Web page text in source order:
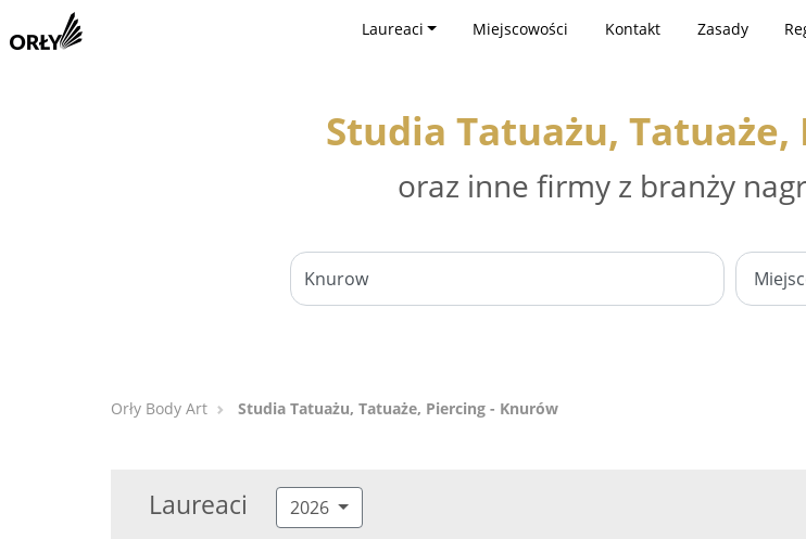
Laureaci Miejscowości Kontakt Zasady
Studia Tatuażu,
oraz inne firmy z branży
Orły Body Art Studia Tatuażu, Tatuaże, Piercing - Knurów
Laureaci 2026